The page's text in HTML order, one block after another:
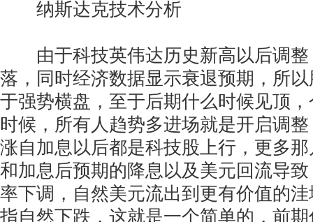
纳斯达克技术分析
由于科技英伟达历史新高以后调整
落，同时经济数据显示衰退预期，所
于强势横盘，至于后期什么时候见顶
时候，所有人趋势多进场就是开启调
涨自加息以后都是科技股上行，更多
和加息后预期的降息以及美元回流导
率下调，自然美元流出到更有价值的
指自然下跌，这就是一个简单的，前